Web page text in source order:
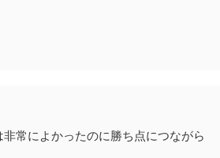
常によかったのに勝ち点につながら